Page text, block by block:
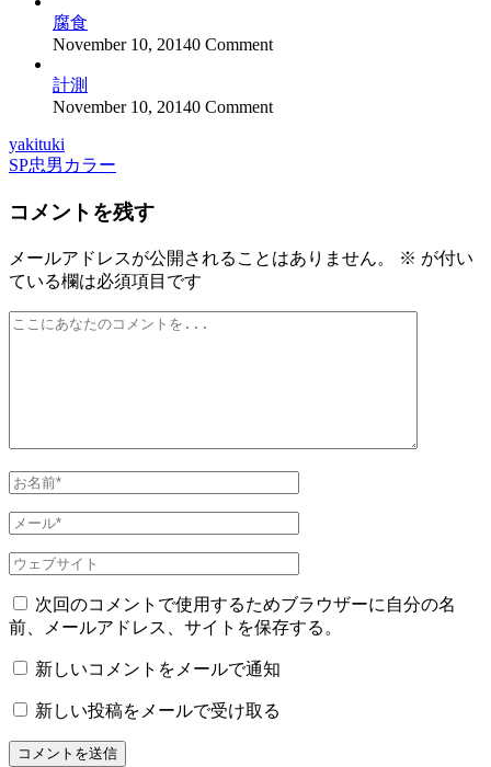
腐食
November 10, 20140 Comment
計測
November 10, 20140 Comment
投
ナ
ビ
ゲ
ー
yakituki
SP忠男カラー
コメントを残す
メールアドレスが公開されることはありません。 ※ が付い
ている欄は必須項目です
次回のコメントで使用するためブラウザーに自分の名
前、メールアドレス、サイトを保存する。
新しいコメントをメールで通知
新しい投稿をメールで受け取る